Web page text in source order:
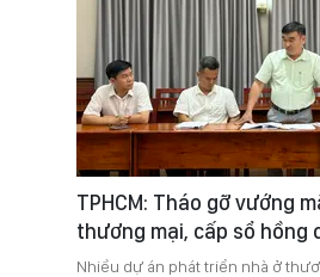
TPHCM: Tháo gỡ vướng
thương mại, cấp sổ hồng
Nhiều dự án phát triển nhà ở